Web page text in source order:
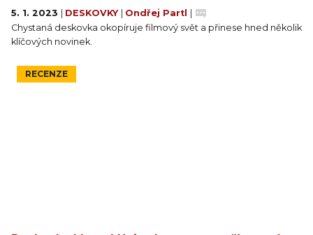
5. 1. 2023 DESKOVKY Ondřej Partl
Chystaná deskovka okopíruje filmový svět a přinese hned několik
klíčových novinek.
RECENZE